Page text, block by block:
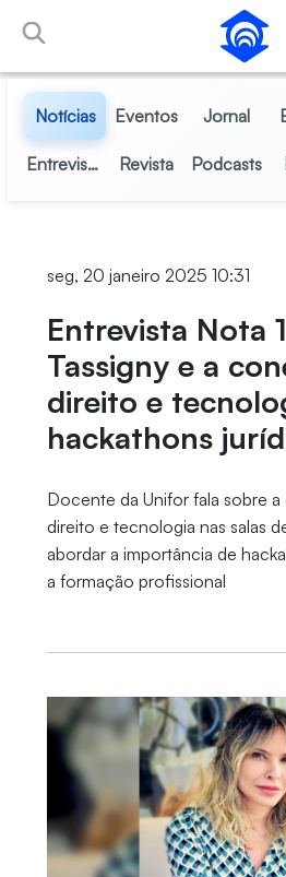
Pular para o Conteúdo principal
Notícias Eventos Jornal
Entrevistas Revista Podcasts
seg, 20 janeiro 2025 10:31
Entrevista Nota
Tassigny e a
direito e
hackathons
Docente da Unifor fala sobre
direito e tecnologia nas salas
abordar a importância de
a formação profissional